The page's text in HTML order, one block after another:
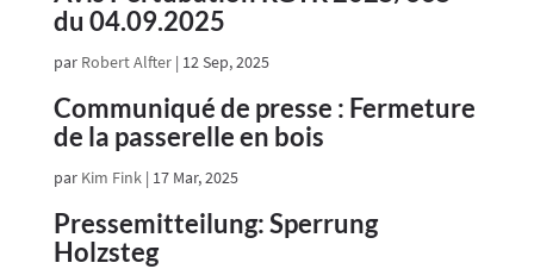
du 04.09.2025
par Robert Alfter| 12 Sep, 2025
Communiqué de presse : Fermeture
de la passerelle en bois
par Kim Fink| 17 Mar, 2025
Pressemitteilung: Sperrung
Holzsteg